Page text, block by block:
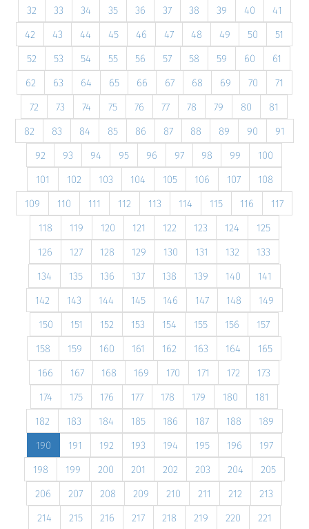
32
33 34 35 36 37 38 39 40
41
42
43 44 45 46 47 48 49 50
51
52
53 54 55 56 57 58 59 60
61
62
63 64 65 66 67 68 69 70
71
72
73 74 75 76 77 78 79 80
81
82
83 84 85 86 87 88 89 90
91
92
93 94 95 96 97 98 99
100
101
102 103 104 105 106 107
108
109
110 111 112 113 114 115 116
117
118
119 120 121 122 123 124
125
126
127 128 129 130 131 132
133
134
135 136 137 138 139 140
141
142
143 144 145 146 147 148
149
150
151 152 153 154 155 156
157
158
159 160 161 162 163 164
165
166
167 168 169 170 171 172
173
174
175 176 177 178 179 180
181
182
183 184 185 186 187 188
189
190
191 192 193 194 195 196
197
198
199 200 201 202 203 204
205
206
207 208 209 210 211 212
213
214
215 216 217 218 219 220
221